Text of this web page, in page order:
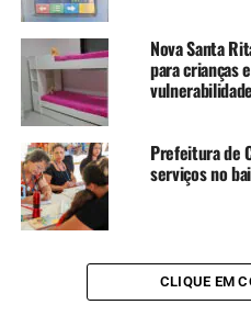
TÓPICOS RELACIONADOS:
NEDY DE VARGAS MARQUES
REGIÃO METROPOLITANA
SECRETARIA DESENVOLVIMENTO
CANOAS
A SEGUIR UP
Vereador assume presidência
“Retorno ao poder de alma
Nova Santa
para crianças
vulnerabilidade
Prefeitura de
serviços no
CLIQUE EM